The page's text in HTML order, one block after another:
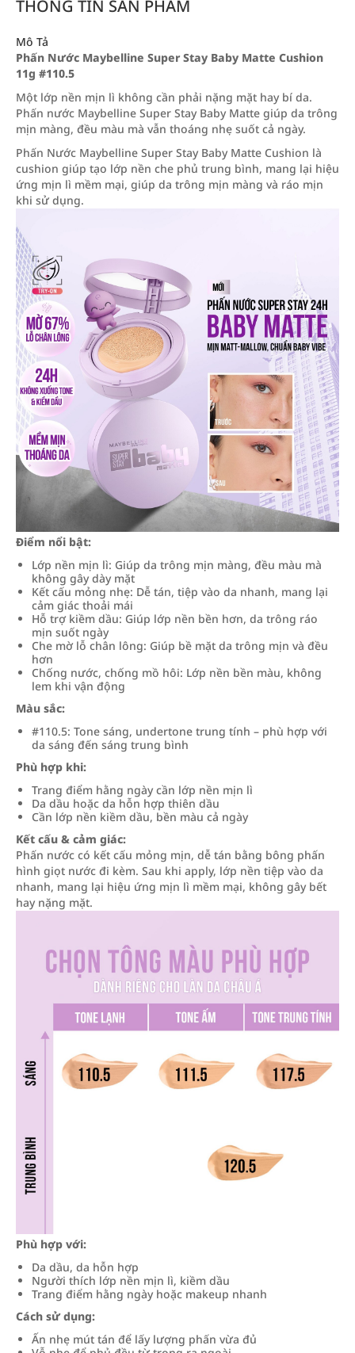
THÔNG TIN SẢN PHẨM
Mô Tả
Phấn Nước Maybelline Super Stay Baby Matte Cushion
11g #110.5
Một lớp nền mịn lì không cần phải nặng mặt hay bí da.
Phấn nước Maybelline Super Stay Baby Matte giúp da trông
mịn màng, đều màu mà vẫn thoáng nhẹ suốt cả ngày.
Phấn Nước Maybelline Super Stay Baby Matte Cushion là
cushion giúp tạo lớp nền che phủ trung bình, mang lại hiệu
ứng mịn lì mềm mại, giúp da trông mịn màng và ráo mịn
khi sử dụng.
Điểm nổi bật:
Lớp nền mịn lì: Giúp da trông mịn màng, đều màu mà
không gây dày mặt
Kết cấu mỏng nhẹ: Dễ tán, tiệp vào da nhanh, mang lại
cảm giác thoải mái
Hỗ trợ kiềm dầu: Giúp lớp nền bền hơn, da trông ráo
mịn suốt ngày
Che mờ lỗ chân lông: Giúp bề mặt da trông mịn và đều
hơn
Chống nước, chống mồ hôi: Lớp nền bền màu, không
lem khi vận động
Màu sắc:
#110.5: Tone sáng, undertone trung tính – phù hợp với
da sáng đến sáng trung bình
Phù hợp khi:
Trang điểm hằng ngày cần lớp nền mịn lì
Da dầu hoặc da hỗn hợp thiên dầu
Cần lớp nền kiềm dầu, bền màu cả ngày
Kết cấu & cảm giác:
Phấn nước có kết cấu mỏng mịn, dễ tán bằng bông phấn
hình giọt nước đi kèm. Sau khi apply, lớp nền tiệp vào da
nhanh, mang lại hiệu ứng mịn lì mềm mại, không gây bết
hay nặng mặt.
Phù hợp với:
Da dầu, da hỗn hợp
Người thích lớp nền mịn lì, kiềm dầu
Trang điểm hằng ngày hoặc makeup nhanh
Cách sử dụng:
Ấn nhẹ mút tán để lấy lượng phấn vừa đủ